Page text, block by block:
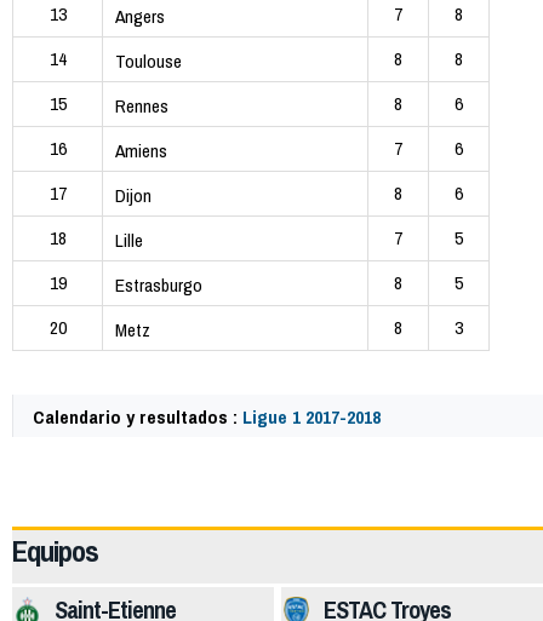
13
Angers 7
8
14
Toulouse 8
8
15
Rennes 8
6
16
Amiens 7
6
17
Dijon 8
6
18
Lille 7
5
19
Estrasburgo 8
5
20
Metz 8 3
Calendario y resultados : Ligue 1 2017-2018
Equipos
ESTAC Troyes
Saint-Etienne